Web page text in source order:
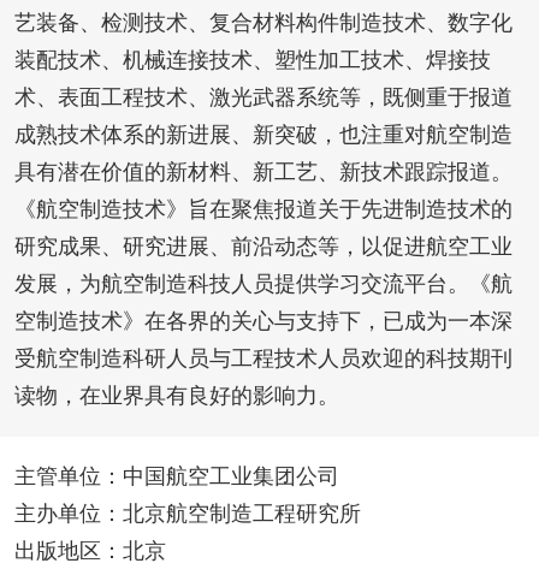
艺装备、检测技术、复合材料构件制造技术、数字化
装配技术、机械连接技术、塑性加工技术、焊接技
术、表面工程技术、激光武器系统等，既侧重于报道
成熟技术体系的新进展、新突破，也注重对航空制造
具有潜在价值的新材料、新工艺、新技术跟踪报道。
《航空制造技术》旨在聚焦报道关于先进制造技术的
研究成果、研究进展、前沿动态等，以促进航空工业
发展，为航空制造科技人员提供学习交流平台。《航
空制造技术》在各界的关心与支持下，已成为一本深
受航空制造科研人员与工程技术人员欢迎的科技期刊
读物，在业界具有良好的影响力。
主管单位：中国航空工业集团公司
主办单位：北京航空制造工程研究所
出版地区：北京